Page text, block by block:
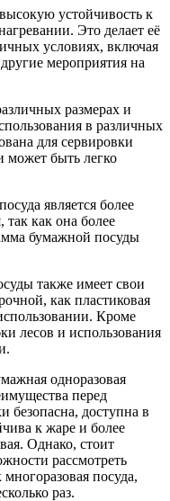
устойчивость к
Это делает её
условиях, включая
мероприятия на
размерах и
в различных
для сервировки
может быть легко
является более
так как она более
бумажной посуды
также имеет свои
как пластиковая
Кроме
лесов и использования
одноразовая
перед
безопасна, доступна в
к жаре и более
Однако, стоит
рассмотреть
посуда,
раз.